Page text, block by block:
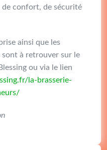
de confort, de sécurité
ainsi que les
sont à retrouver sur le
ou via le lien
la-brasserie-